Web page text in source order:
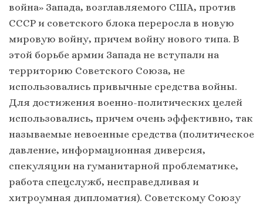
война» Запада, возглавляемого США, против
СССР и советского блока переросла в новую
мировую войну, причем войну нового типа. В
этой борьбе армии Запада не вступали на
территорию Советского Союза, не
использовались привычные средства войны.
Для достижения военно-политических целей
использовались, причем очень эффективно, так
называемые невоенные средства (политическое
давление, информационная диверсия,
спекуляции на гуманитарной проблематике,
работа спецслужб, несправедливая и
хитроумная дипломатия). Советскому Союзу